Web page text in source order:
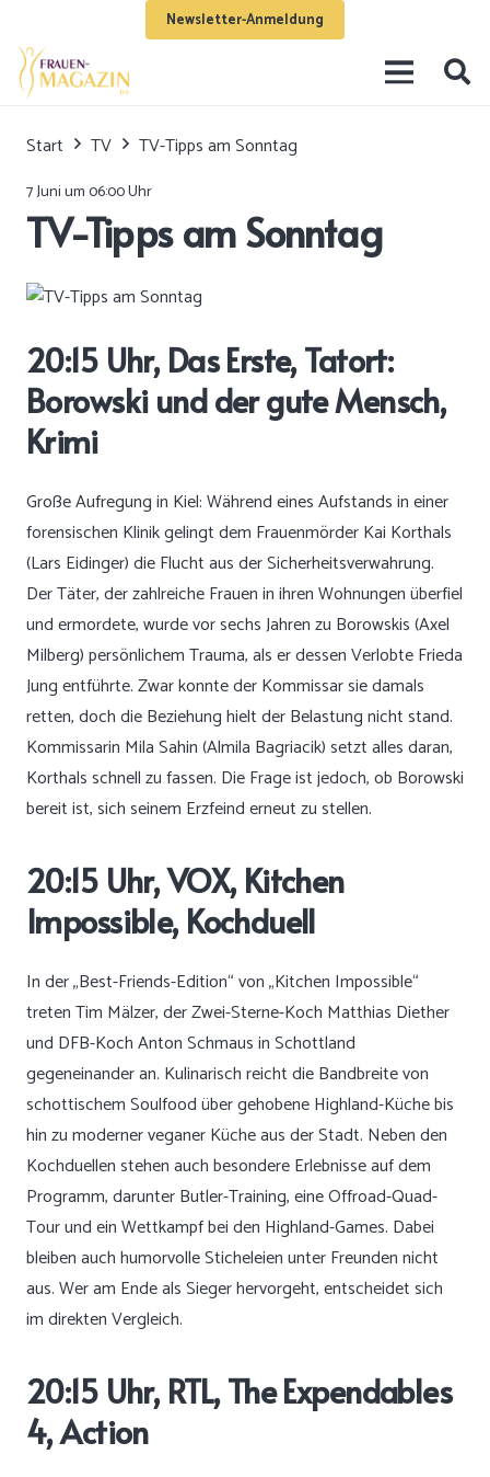
Newsletter-Anmeldung
Start TV TV-Tipps am Sonntag
7 Juni um 06:00 Uhr
TV-Tipps am Sonntag
20:15 Uhr, Das Erste, Tatort:
Borowski und der gute Mensch,
Krimi
Große Aufregung in Kiel: Während eines Aufstands in einer
forensischen Klinik gelingt dem Frauenmörder Kai Korthals
(Lars Eidinger) die Flucht aus der Sicherheitsverwahrung.
Der Täter, der zahlreiche Frauen in ihren Wohnungen überfiel
und ermordete, wurde vor sechs Jahren zu Borowskis (Axel
Milberg) persönlichem Trauma, als er dessen Verlobte Frieda
Jung entführte. Zwar konnte der Kommissar sie damals
retten, doch die Beziehung hielt der Belastung nicht stand.
Kommissarin Mila Sahin (Almila Bagriacik) setzt alles daran,
Korthals schnell zu fassen. Die Frage ist jedoch, ob Borowski
bereit ist, sich seinem Erzfeind erneut zu stellen.
20:15 Uhr, VOX, Kitchen
Impossible, Kochduell
In der „Best-Friends-Edition“ von „Kitchen Impossible“
treten Tim Mälzer, der Zwei-Sterne-Koch Matthias Diether
und DFB-Koch Anton Schmaus in Schottland
gegeneinander an. Kulinarisch reicht die Bandbreite von
schottischem Soulfood über gehobene Highland-Küche bis
hin zu moderner veganer Küche aus der Stadt. Neben den
Kochduellen stehen auch besondere Erlebnisse auf dem
Programm, darunter Butler-Training, eine Offroad-Quad-
Tour und ein Wettkampf bei den Highland-Games. Dabei
bleiben auch humorvolle Sticheleien unter Freunden nicht
aus. Wer am Ende als Sieger hervorgeht, entscheidet sich
im direkten Vergleich.
20:15 Uhr, RTL, The Expendables
4, Action